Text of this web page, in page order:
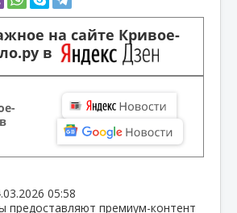
на сайте Кривое-
в
05:58
предоставляют премиум-контент